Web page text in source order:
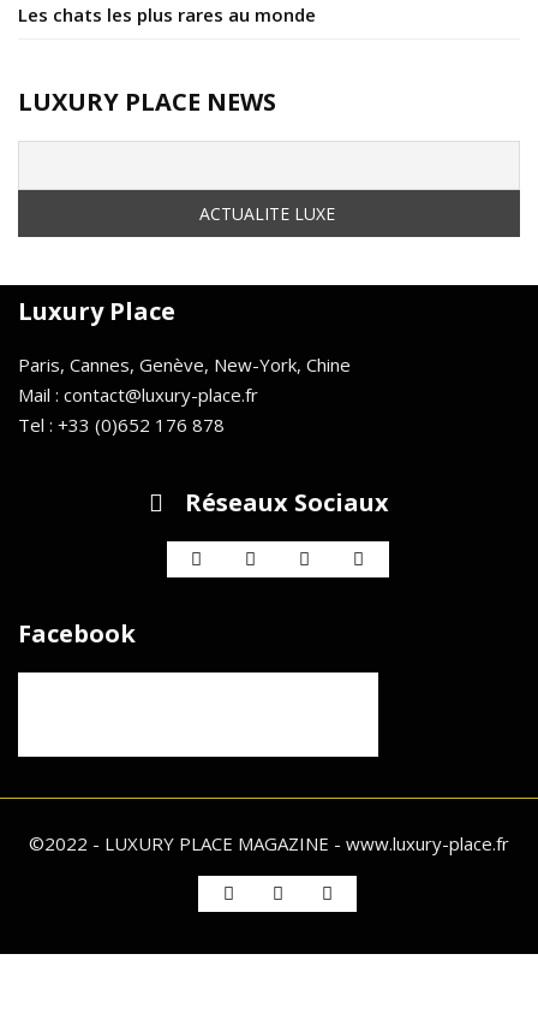
Les chats les plus rares au monde
LUXURY PLACE NEWS
Luxury Place
Paris, Cannes, Genève, New-York, Chine
Mail : contact@luxury-place.fr
Tel : +33 (0)652 176 878
Réseaux Sociaux
Facebook
©2022 - LUXURY PLACE MAGAZINE - www.luxury-place.fr